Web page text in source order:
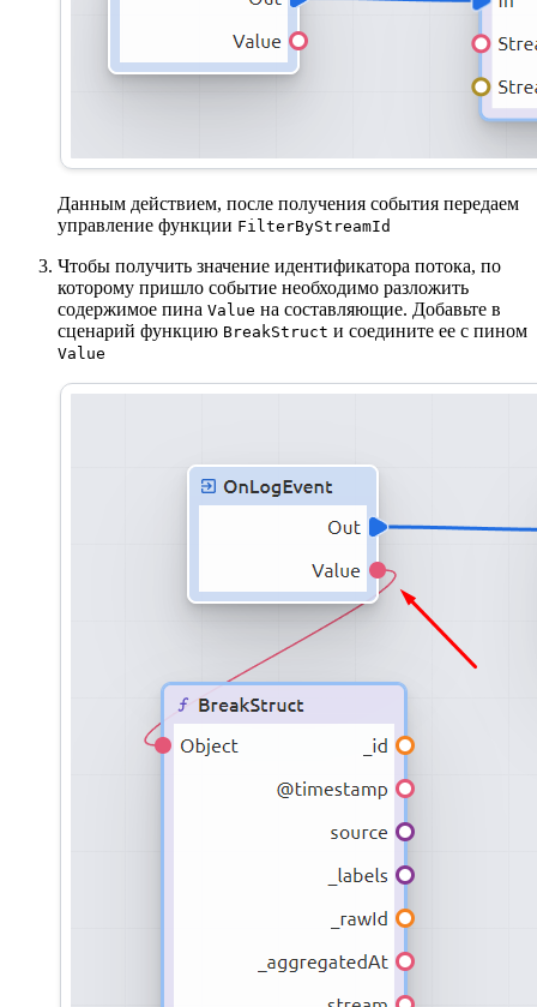
Данным действием, после получения события передаем
управление функции FilterByStreamId
Чтобы получить значение идентификатора потока, по
которому пришло событие необходимо разложить
содержимое пина Value на составляющие. Добавьте в
сценарий функцию BreakStruct и соедините ее с пином
Value